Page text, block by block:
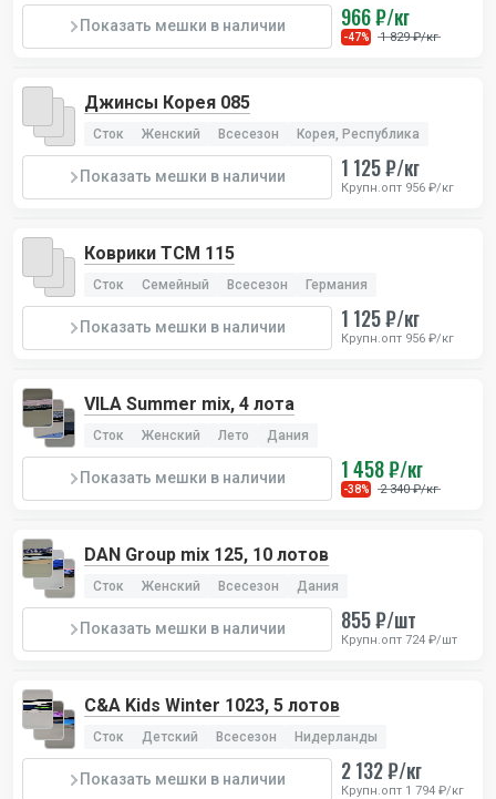
Показать мешки в наличии 966 ₽/кг
-47% 1 829 ₽/кг
Джинсы Корея 085
Сток Женский Всесезон Корея, Республика
Показать мешки в наличии 1 125 ₽/кг
Крупн.опт 956 ₽/кг
Коврики TCM 115
Сток Семейный Всесезон Германия
Показать мешки в наличии 1 125 ₽/кг
Крупн.опт 956 ₽/кг
VILA Summer mix, 4 лота
Сток Женский Лето Дания
Показать мешки в наличии 1 458 ₽/кг
-38% 2 340 ₽/кг
DAN Group mix 125, 10 лотов
Сток Женский Всесезон Дания
Показать мешки в наличии 855 ₽/шт
Крупн.опт 724 ₽/шт
C&A Kids Winter 1023, 5 лотов
Сток Детский Всесезон Нидерланды
Показать мешки в наличии 2 132 ₽/кг
Крупн.опт 1 794 ₽/кг